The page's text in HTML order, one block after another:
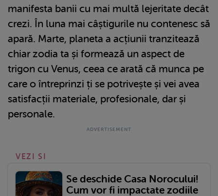
manifesta banii cu mai multă lejeritate decât
crezi. În luna mai câștigurile nu contenesc să
apară. Marte, planeta a acțiunii tranzitează
chiar zodia ta și formează un aspect de
trigon cu Venus, ceea ce arată că munca pe
care o întreprinzi ți se potrivește și vei avea
satisfacții materiale, profesionale, dar și
personale.
VEZI SI
Se deschide Casa Norocului!
Cum vor fi impactate zodiile